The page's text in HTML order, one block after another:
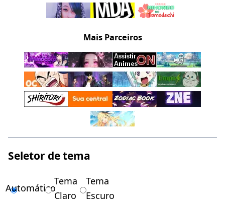
Mais Parceiros
Seletor de tema
Automático
Tema
Claro
Tema
Escuro